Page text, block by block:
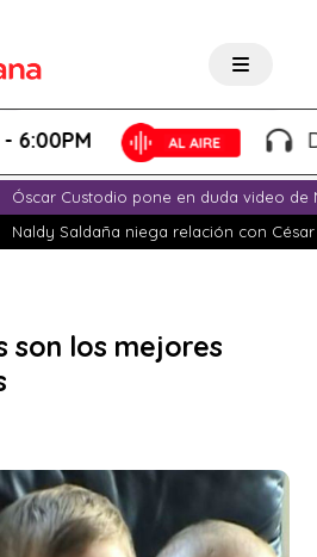
Óscar Custodio pone en duda video de
Naldy Saldaña niega relación con
son los mejores